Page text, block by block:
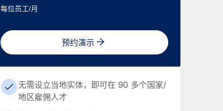
每位员工/月
预约演示
无需设立当地实体，即可在 90 多个国家/
地区雇佣人才